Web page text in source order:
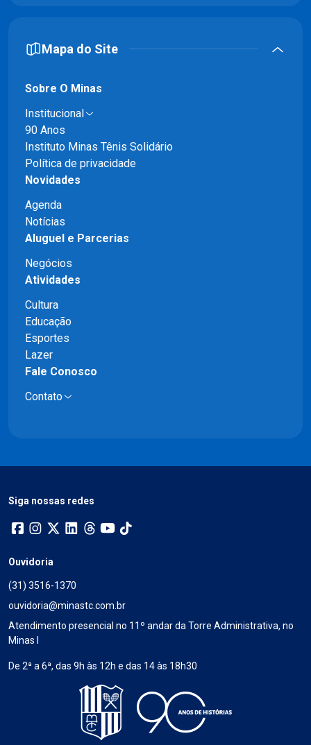
Mapa do Site
Sobre O Minas
Institucional
90 Anos
Instituto Minas Tênis Solidário
Política de privacidade
Novidades
Agenda
Notícias
Aluguel e Parcerias
Negócios
Atividades
Cultura
Educação
Esportes
Lazer
Fale Conosco
Contato
Siga nossas redes
Ouvidoria
(31) 3516-1370
ouvidoria@minastc.com.br
Atendimento presencial no 11º andar da Torre Administrativa, no
Minas I
De 2ª a 6ª, das 9h às 12h e das 14 às 18h30